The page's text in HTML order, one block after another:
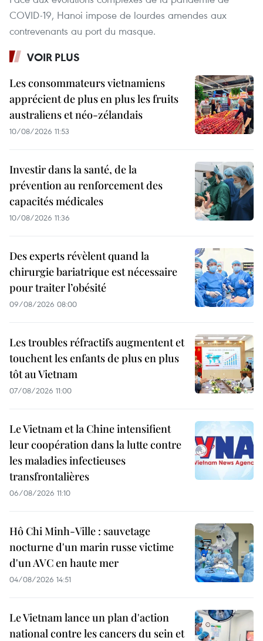
COVID-19, Hanoi impose de lourdes amendes aux
contrevenants au port du masque.
VOIR PLUS
Les consommateurs vietnamiens
apprécient de plus en plus les fruits
australiens et néo-zélandais
10/08/2026 11:53
Investir dans la santé, de la
prévention au renforcement des
capacités médicales
10/08/2026 11:36
Des experts révèlent quand la
chirurgie bariatrique est nécessaire
pour traiter l’obésité
09/08/2026 08:00
Les troubles réfractifs augmentent et
touchent les enfants de plus en plus
tôt au Vietnam
07/08/2026 11:00
Le Vietnam et la Chine intensifient
leur coopération dans la lutte contre
les maladies infectieuses
transfrontalières
06/08/2026 11:10
Hô Chi Minh-Ville : sauvetage
nocturne d'un marin russe victime
d'un AVC en haute mer
04/08/2026 14:51
Le Vietnam lance un plan d'action
national contre les cancers du sein et